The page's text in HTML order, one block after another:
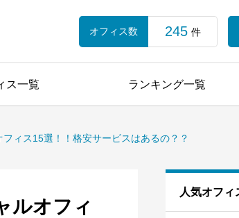
オフィス数 245 件
ス一覧 ランキング一覧
ィス15選！！格安サービスはあるの？？
ルオフィ
人気オフィ